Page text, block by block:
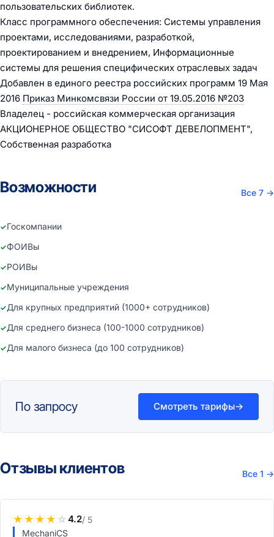
пользовательских библиотек.
Класс программного обеспечения: Системы управления
проектами, исследованиями, разработкой,
проектированием и внедрением, Информационные
системы для решения специфических отраслевых задач
Добавлен в единого реестра российских программ 19 Мая
2016 Приказ Минкомсвязи России от 19.05.2016 №203
Владелец - российская коммерческая организация
АКЦИОНЕРНОЕ ОБЩЕСТВО "СИСОФТ ДЕВЕЛОПМЕНТ",
Собственная разработка
Возможности Все 7 →
Госкомпании
ФОИВы
РОИВы
Муниципальные учреждения
Для крупных предприятий (1000+ сотрудников)
Для среднего бизнеса (100-1000 сотрудников)
Для малого бизнеса (до 100 сотрудников)
По запросу Смотреть тарифы→
Отзывы клиентов Все 1 →
★ ★ ★ ★ ☆4.2/ 5
MechaniCS